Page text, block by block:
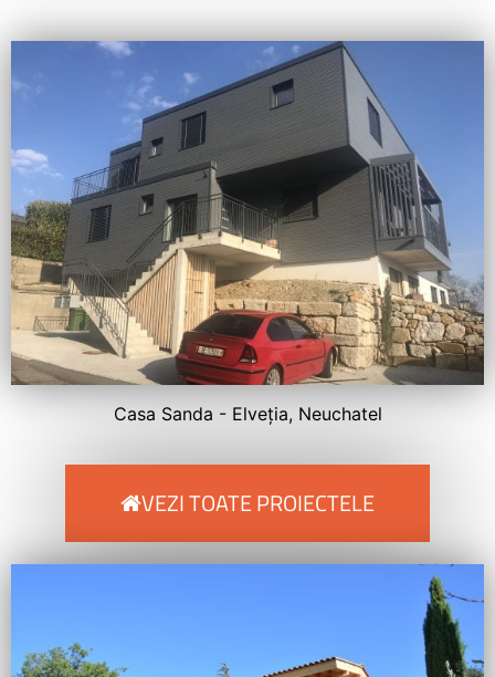
Casa Sanda - Elveția, Neuchatel
VEZI TOATE PROIECTELE